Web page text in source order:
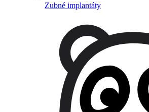
Zubné implantáty